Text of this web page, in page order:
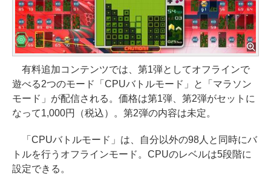
有料追加コンテンツでは、第1弾としてオフラインで
遊べる2つのモード「CPUバトルモード」と「マラソン
モード」が配信される。価格は第1弾、第2弾がセットに
なって1,000円（税込）。第2弾の内容は未定。
「CPUバトルモード」は、自分以外の98人と同時にバ
トルを行うオフラインモード。CPUのレベルは5段階に
設定できる。